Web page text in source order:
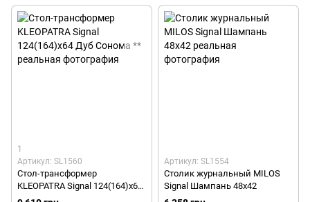
1
Артикул: SL1560
Стол-трансформер
KLEOPATRA Signal 124(164)x64
Дуб Сонома **
Артикул: SL1554
Столик журнальный MILOS
Signal Шампань 48x42